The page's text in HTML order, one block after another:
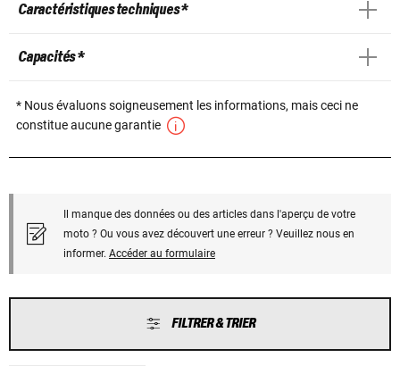
Caractéristiques techniques *
Capacités *
* Nous évaluons soigneusement les informations, mais ceci ne
constitue aucune garantie
Il manque des données ou des articles dans l'aperçu de votre
moto ? Ou vous avez découvert une erreur ? Veuillez nous en
informer. Accéder au formulaire
FILTRER & TRIER